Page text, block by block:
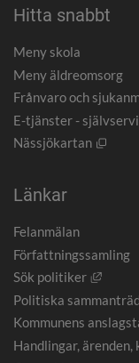
Hitta snabbt
Meny skola
Meny äldreomsorg
Frånvaro och
E-tjänster -
Nässjökartan
Länkar
Felanmälan
Författningssamling
Sök politiker
Länk
Politiska
Kommunens
Handlingar,